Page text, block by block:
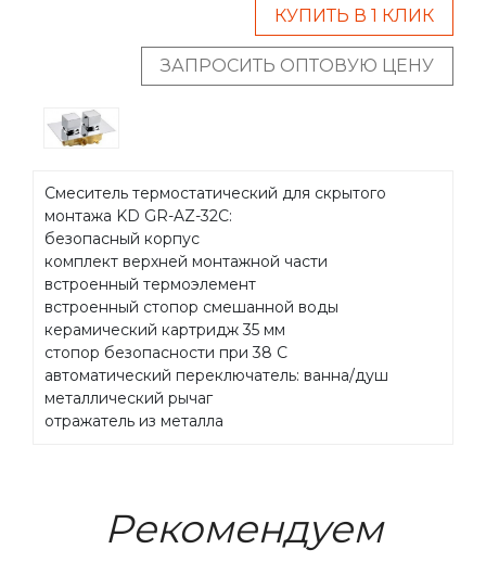
КУПИТЬ В 1 КЛИК
ЗАПРОСИТЬ ОПТОВУЮ ЦЕНУ
Смеситель термостатический для скрытого
монтажа KD GR-AZ-32C:
безопасный корпус
комплект верхней монтажной части
встроенный термоэлемент
встроенный стопор смешанной воды
керамический картридж 35 мм
стопор безопасности при 38 С
автоматический переключатель: ванна/душ
металлический рычаг
отражатель из металла
Рекомендуем